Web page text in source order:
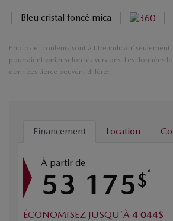
Bleu cristal foncé mica
Photos et couleurs sont à titre indicatif
pourraient varier selon les versions. Les données
données tierce peuvent différer.
Financement Location
À partir de
53 175$*
ÉCONOMISEZ JUSQU'À 4 044$